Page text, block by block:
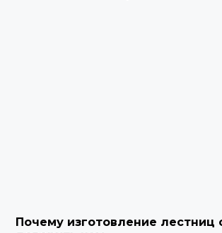
Почему изготовление лестниц